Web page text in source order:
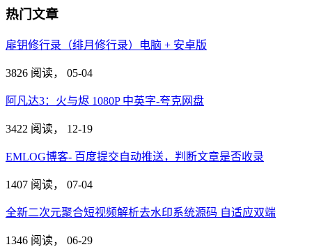
热门文章
扉钥修行录（绯月修行录）电脑 + 安卓版
3826 阅读， 05-04
阿凡达3：火与烬 1080P 中英字-夸克网盘
3422 阅读， 12-19
EMLOG博客- 百度提交自动推送，判断文章是否收录
1407 阅读， 07-04
全新二次元聚合短视频解析去水印系统源码 自适应双端
1346 阅读， 06-29